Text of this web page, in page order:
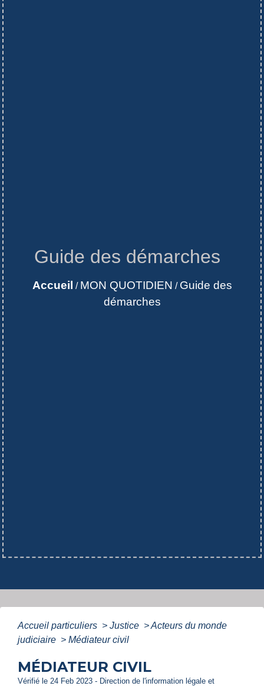
Guide des démarches
Accueil / MON QUOTIDIEN / Guide des
démarches
Accueil particuliers > Justice >Acteurs du monde
judiciaire > Médiateur civil
MÉDIATEUR CIVIL
Vérifié le 24 Feb 2023 - Direction de l'information légale et